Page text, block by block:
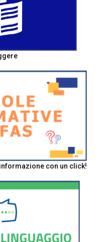
con un click!